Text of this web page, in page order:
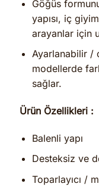
Göğüs
yapısı, iç
arayanlar için
Ayarlanabilir /
modellerde
sağlar.
Ürün Özellikleri :
Balenli yapı
Desteksiz ve
Toparlayıcı /